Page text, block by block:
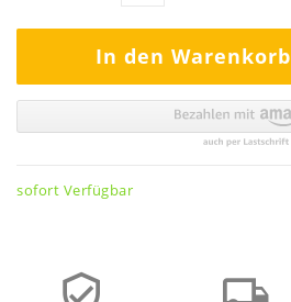
In den Warenkorb
sofort Verfügbar